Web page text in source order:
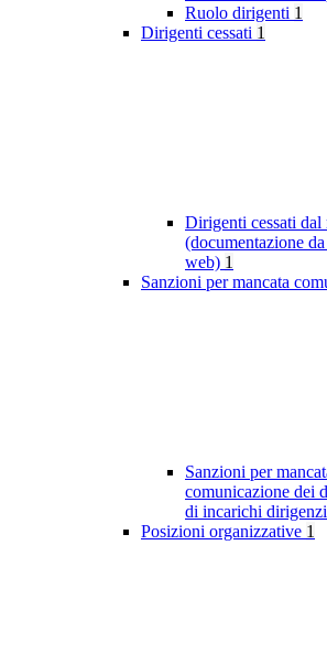
Ruolo dirigenti 1
Dirigenti cessati 1
Dirigenti cessati
(documentazione
web) 1
Sanzioni per mancata
Sanzioni per
comunicazione dei
di incarichi
Posizioni organizzative 1